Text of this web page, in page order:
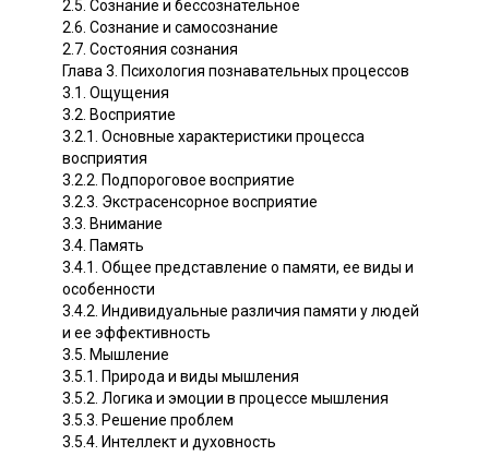
2.5. Сознание и бессознательное
2.6. Сознание и самосознание
2.7. Состояния сознания
Глава 3. Психология познавательных процессов
3.1. Ощущения
3.2. Восприятие
3.2.1. Основные характеристики процесса
восприятия
3.2.2. Подпороговое восприятие
3.2.3. Экстрасенсорное восприятие
3.3. Внимание
3.4. Память
3.4.1. Общее представление о памяти, ее виды и
особенности
3.4.2. Индивидуальные различия памяти у людей
и ее эффективность
3.5. Мышление
3.5.1. Природа и виды мышления
3.5.2. Логика и эмоции в процессе мышления
3.5.3. Решение проблем
3.5.4. Интеллект и духовность